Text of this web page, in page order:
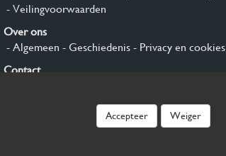
- Veilingvoorwaarden
Over ons
- Algemeen - Geschiedenis- Privacy en cookies
Contact
Accepteer Weiger